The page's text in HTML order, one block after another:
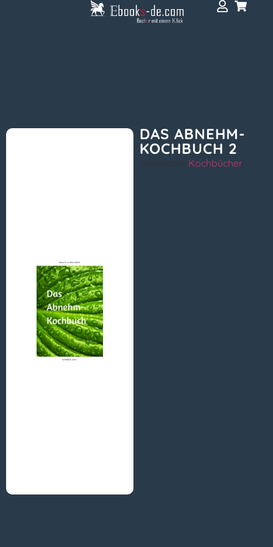
DAS ABNEHM-
KOCHBUCH 2
Kochbücher